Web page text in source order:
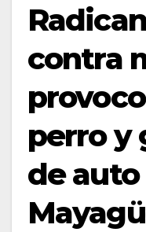
contra
perro y
de auto